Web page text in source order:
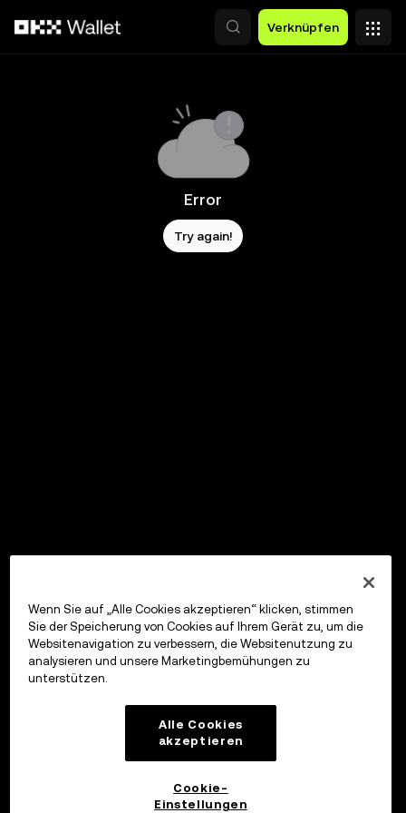
Verknüpfen
Error
Try again!
Wenn Sie auf „Alle Cookies akzeptieren“ klicken, stimmen
Sie der Speicherung von Cookies auf Ihrem Gerät zu, um die
Websitenavigation zu verbessern, die Websitenutzung zu
analysieren und unsere Marketingbemühungen zu
unterstützen.
Alle Cookies
akzeptieren
Cookie-
Einstellungen